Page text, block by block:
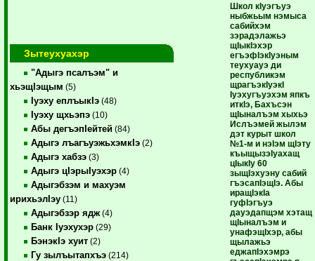
Зытеухуахэр
"Адыгэ псалъэм" и
хьэщIэщым (5)
Iуэху еплъыкIэ (48)
Iуэху щхьэпэ (10)
Абы дегъэпIейтей (84)
Адыгэ лъагъуэжьхэмкIэ (2)
Адыгэ хабзэ (3)
Адыгэ цIэрыIуэхэр (4)
Адыгэбзэм и махуэм
ирихьэлIэу (11)
Адыгэбзэр ядж (4)
Банк Iуэхухэр (29)
БэнэкIэ хуит (2)
Гу зылъытапхъэ (214)
Школ кIуэгъуэ
ныбжьым нэмыса
сабийхэм
зэрадэлажьэ
щIыкIэхэр
егъэфIэкIуэным
теухуауэ ди
республикэм
щрагъэкIуэкI
Iуэхугъуэхэм япкъ
иткIэ, Бахъсэн
щIыналъэм хыхьэ
Ислъэмей жылэм
дэт курыт школ
№1-м и нэIэм щIэту
къыщызэIуахащ
цIыкIу 60
зыщIэхуэну сабий
гъэсапIэщIэ. Абы
иращIэкIа
гуфIэгъуэ
дауэдапщэм хэтащ
щIыналъэм и
унафэщIхэр, абы
щылажьэ
еджапIэхэмрэ